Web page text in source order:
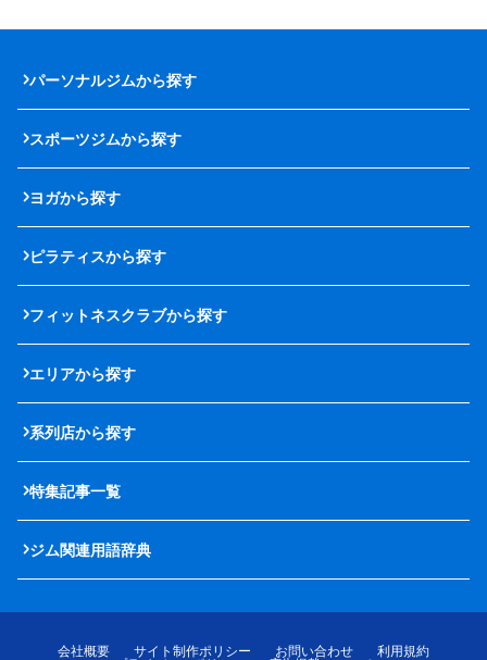
パーソナルジムから探す
スポーツジムから探す
ヨガから探す
ピラティスから探す
フィットネスクラブから探す
エリアから探す
系列店から探す
特集記事一覧
ジム関連用語辞典
会社概要 サイト制作ポリシー お問い合わせ
利用規約